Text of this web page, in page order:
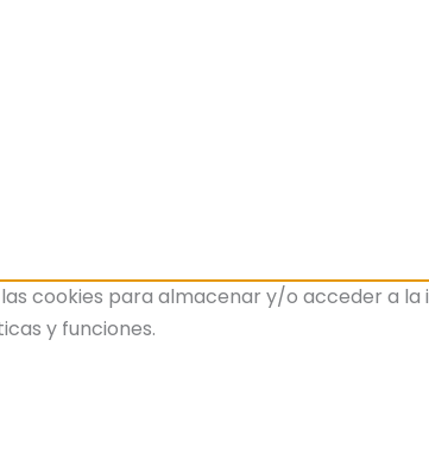
cookies para almacenar y/o acceder a
y funciones.